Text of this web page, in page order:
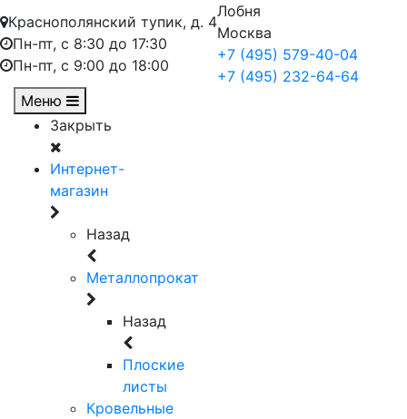
Краснополянский тупик, д. 4
Пн-пт, с 8:30 до 17:30
Пн-пт, с 9:00 до 18:00
Лобня
Москва
+7 (495) 579-40-04
+7 (495) 232-64-64
Меню
Закрыть
Интернет-
магазин
Назад
Металлопрокат
Назад
Плоские
листы
Кровельные